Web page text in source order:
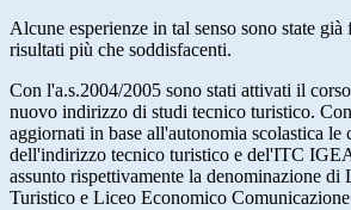
Alcune esperienze in tal senso sono state già
risultati più che soddisfacenti.
Con l'a.s.2004/2005 sono stati attivati il
nuovo indirizzo di studi tecnico turistico.
aggiornati in base all'autonomia scolastica le
dell'indirizzo tecnico turistico e del'ITC
assunto rispettivamente la denominazione di
Turistico e Liceo Economico